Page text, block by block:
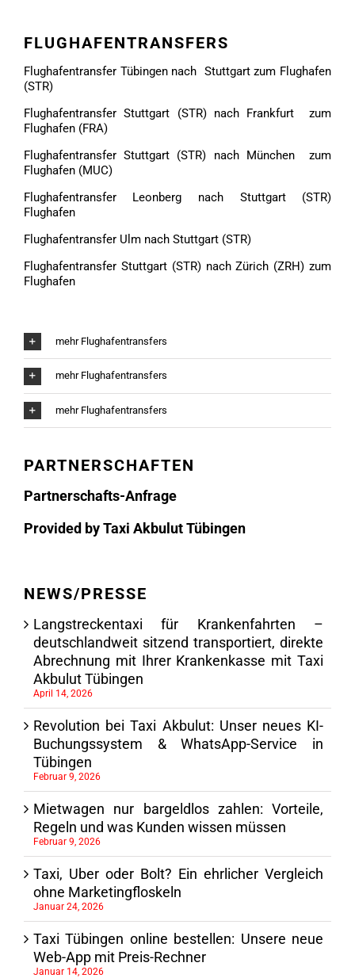
FLUGHAFENTRANSFERS
Flughafentransfer Tübingen nach Stuttgart zum Flughafen
(STR)
Flughafentransfer Stuttgart (STR) nach Frankfurt zum
Flughafen (FRA)
Flughafentransfer Stuttgart (STR) nach München zum
Flughafen (MUC)
Flughafentransfer Leonberg nach Stuttgart (STR)
Flughafen
Flughafentransfer Ulm nach Stuttgart (STR)
Flughafentransfer Stuttgart (STR) nach Zürich (ZRH) zum
Flughafen
mehr Flughafentransfers
mehr Flughafentransfers
mehr Flughafentransfers
PARTNERSCHAFTEN
Partnerschafts-Anfrage
Provided by Taxi Akbulut Tübingen
NEWS/PRESSE
Langstreckentaxi für Krankenfahrten –
deutschlandweit sitzend transportiert, direkte
Abrechnung mit Ihrer Krankenkasse mit Taxi
Akbulut Tübingen
April 14, 2026
Revolution bei Taxi Akbulut: Unser neues KI-
Buchungssystem & WhatsApp-Service in
Tübingen
Februar 9, 2026
Mietwagen nur bargeldlos zahlen: Vorteile,
Regeln und was Kunden wissen müssen
Februar 9, 2026
Taxi, Uber oder Bolt? Ein ehrlicher Vergleich
ohne Marketingfloskeln
Januar 24, 2026
Taxi Tübingen online bestellen: Unsere neue
Web-App mit Preis-Rechner
Januar 14, 2026